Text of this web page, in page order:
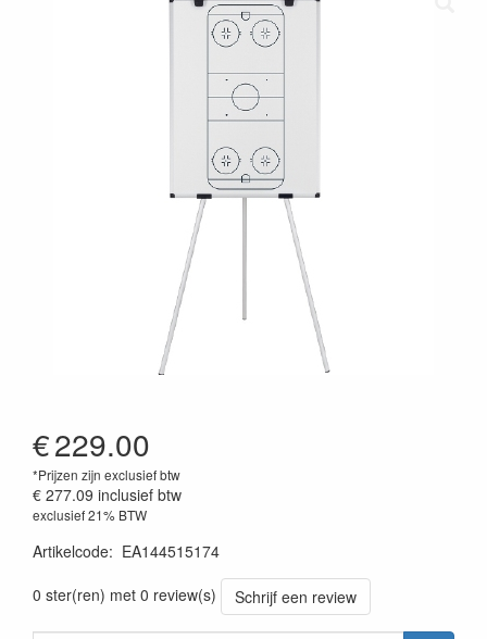
€229.00
*Prijzen zijn exclusief btw
€ 277.09 inclusief btw
exclusief 21% BTW
Artikelcode: EA144515174
0 ster(ren) met 0 review(s)
Schrijf een review